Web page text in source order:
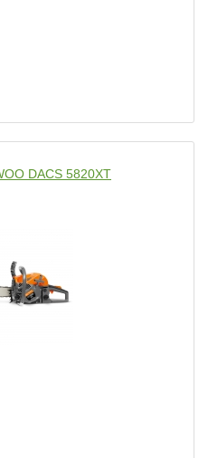
DACS 5820XT